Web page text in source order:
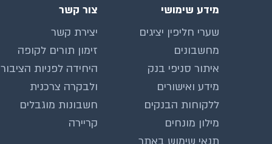
מידע שימושי
שערי חליפין יציגים
מחשבונים
איתור סניפי בנק
מידע ואישורים
ללקוחות הבנקים
מילון מונחים
צור קשר
יצירת קשר
זימון תורים לקופה
היחידה לפניות הציבור
ולבקרה צרכנית
חשבונות מוגבלים
קריירה